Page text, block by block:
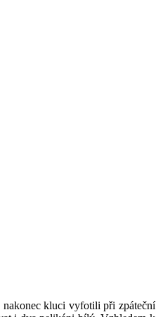
nakonec kluci vyfotili při zpáteční